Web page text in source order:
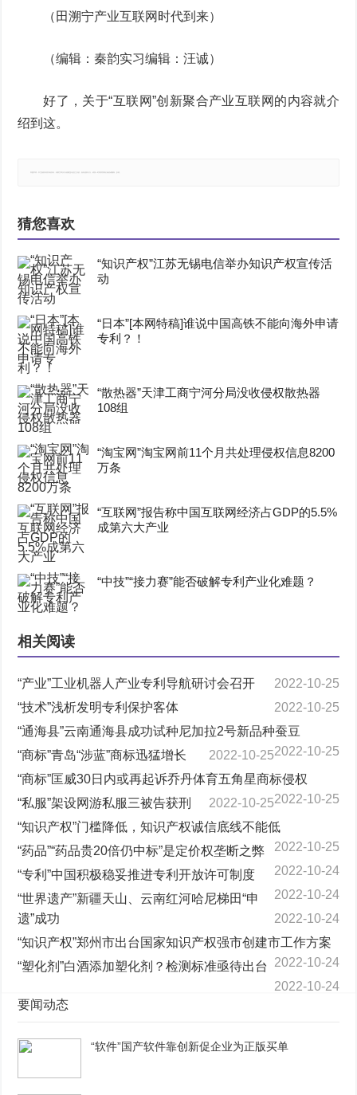
（田溯宁产业互联网时代到来）
（编辑：秦韵实习编辑：汪诚）
好了，关于“互联网”创新聚合产业互联网的内容就介
绍到这。
猜您喜欢
“知识产权”江苏无锡电信举办知识产权宣传活
动
“日本”[本网特稿]谁说中国高铁不能向海外申请
专利？！
“散热器”天津工商宁河分局没收侵权散热器
108组
“淘宝网”淘宝网前11个月共处理侵权信息8200
万条
“互联网”报告称中国互联网经济占GDP的5.5%
成第六大产业
“中技”“接力赛”能否破解专利产业化难题？
相关阅读
“产业”工业机器人产业专利导航研讨会召开
2022-10-25
“技术”浅析发明专利保护客体
2022-10-25
“通海县”云南通海县成功试种尼加拉2号新品种蚕豆
2022-10-25
“商标”青岛“涉蓝”商标迅猛增长
2022-10-25
“商标”匡威30日内或再起诉乔丹体育五角星商标侵权
2022-10-25
“私服”架设网游私服三被告获刑
2022-10-25
“知识产权”门槛降低，知识产权诚信底线不能低
2022-10-25
“药品”“药品贵20倍仍中标”是定价权垄断之弊
2022-10-24
“专利”中国积极稳妥推进专利开放许可制度
2022-10-24
“世界遗产”新疆天山、云南红河哈尼梯田“申
遗”成功
2022-10-24
“知识产权”郑州市出台国家知识产权强市创建市工作方案
2022-10-24
“塑化剂”白酒添加塑化剂？检测标准亟待出台
2022-10-24
要闻动态
“软件”国产软件靠创新促企业为正版买单